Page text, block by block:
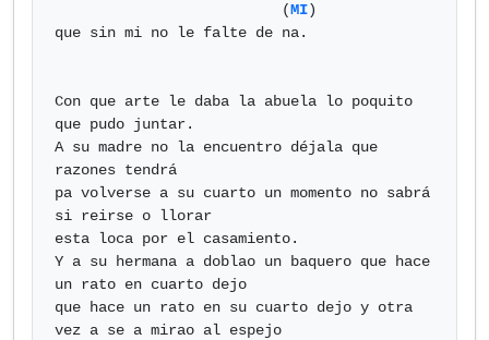
                          (
MI)
que sin mi no le falte de na.
Con que arte le daba la abuela lo poquito
que pudo juntar.
A su madre no la encuentro déjala que
razones tendrá
pa volverse a su cuarto un momento no sabrá
si reirse o llorar
esta loca por el casamiento.
Y a su hermana a doblao un baquero que hace
un rato en cuarto dejo
que hace un rato en su cuarto dejo y otra
vez a se a mirao al espejo